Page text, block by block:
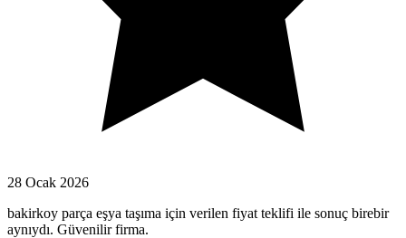
28 Ocak 2026
bakirkoy parça eşya taşıma için verilen fiyat teklifi ile sonuç birebir
aynıydı. Güvenilir firma.